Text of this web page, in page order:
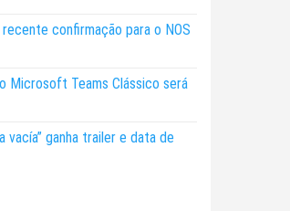
confirmação para o NOS
Microsoft Teams Clássico será
vacía” ganha trailer e data de